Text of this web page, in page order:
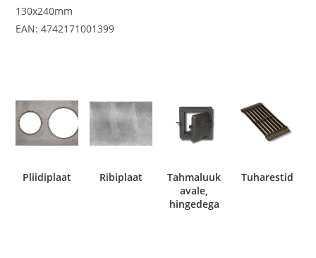
130x240mm
EAN: 4742171001399
Pliidiplaat Ribiplaat
Tahmaluuk
avale,
hingedega
Tuharestid